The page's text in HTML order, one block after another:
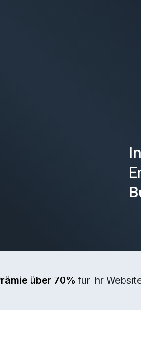
über 70% für Ihr